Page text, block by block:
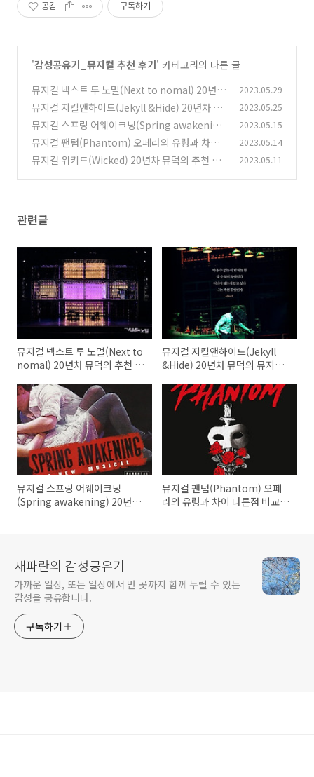
공감 구독하기
'감성공유기_뮤지컬 추천 후기' 카테고리의 다른 글
뮤지컬 넥스트 투 노멀(Next to nomal) 20년차
뮤덕의 추천 후기 좌석 예매 (0)
2023.05.29
뮤지컬 지킬앤하이드(Jekyll &Hide) 20년차 뮤
덕의 뮤지컬 추천 후기 (0)
2023.05.25
뮤지컬 스프링 어웨이크닝(Spring awakenin
g) 20년차 뮤덕의 후기 추천 좌석 예매
(0)
2023.05.15
뮤지컬 팬텀(Phantom) 오페라의 유령과 차이
다른점 비교 20년차 뮤덕의 추천 후기 예매 좌석
2023.05.14
뮤지컬 위키드(Wicked) 20년차 뮤덕의 추천 후
2023.05.11
관련글
뮤지컬 넥스트 투 노멀(Next to
nomal) 20년차 뮤덕의 추천 후
뮤지컬 지킬앤하이드(Jekyll
&Hide) 20년차 뮤덕의 뮤지컬
뮤지컬 스프링 어웨이크닝
(Spring awakening) 20년차
뮤지컬 팬텀(Phantom) 오페
라의 유령과 차이 다른점 비교
새파란의 감성공유기
가까운 일상, 또는 일상에서 먼 곳까지 함께 누릴 수 있는
감성을 공유합니다.
구독하기